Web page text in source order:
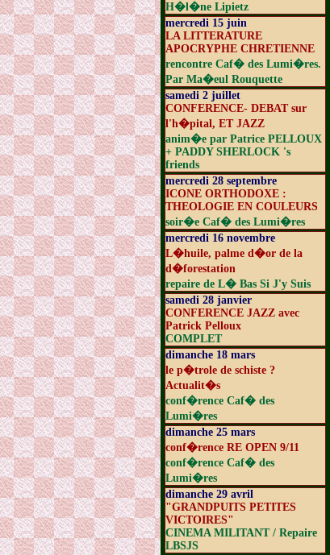
H�l�ne Lipietz
mercredi 15 juin
LA LITTERATURE
APOCRYPHE CHRETIENNE
rencontre Caf� des Lumi�res.
Par Ma�eul Rouquette
samedi 2 juillet
CONFERENCE- DEBAT sur
l'h�pital, ET JAZZ
anim�e par Patrice PELLOUX
+ PADDY SHERLOCK 's
friends
mercredi 28 septembre
ICONE ORTHODOXE :
THEOLOGIE EN COULEURS
soir�e Caf� des Lumi�res
mercredi 16 novembre
L�huile, palme d�or de la
d�forestation
repaire de L� Bas Si J'y Suis
samedi 28 janvier
CONFERENCE JAZZ avec
Patrick Pelloux
COMPLET
dimanche 18 mars
le p�trole de schiste ?
Actualit�s
conf�rence Caf� des
Lumi�res
dimanche 25 mars
conf�rence RE OPEN 9/11
conf�rence Caf� des
Lumi�res
dimanche 29 avril
"GRANDPUITS PETITES
VICTOIRES"
CINEMA MILITANT / Repaire
LBSJS